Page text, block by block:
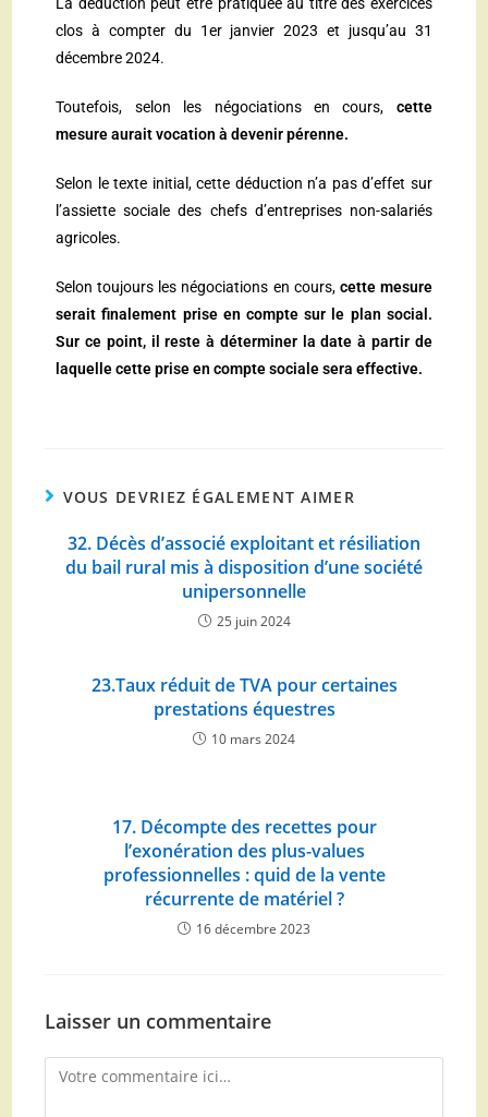
La déduction peut être pratiquée au titre des exercices
clos à compter du 1er janvier 2023 et jusqu’au 31
décembre 2024.
Toutefois, selon les négociations en cours, cette
mesure aurait vocation à devenir pérenne.
Selon le texte initial, cette déduction n’a pas d’effet sur
l’assiette sociale des chefs d’entreprises non-salariés
agricoles.
Selon toujours les négociations en cours, cette mesure
serait finalement prise en compte sur le plan social.
Sur ce point, il reste à déterminer la date à partir de
laquelle cette prise en compte sociale sera effective.
VOUS DEVRIEZ ÉGALEMENT AIMER
32. Décès d’associé exploitant et résiliation
du bail rural mis à disposition d’une société
unipersonnelle
25 juin 2024
23.Taux réduit de TVA pour certaines
prestations équestres
10 mars 2024
17. Décompte des recettes pour
l’exonération des plus-values
professionnelles : quid de la vente
récurrente de matériel ?
16 décembre 2023
Laisser un commentaire